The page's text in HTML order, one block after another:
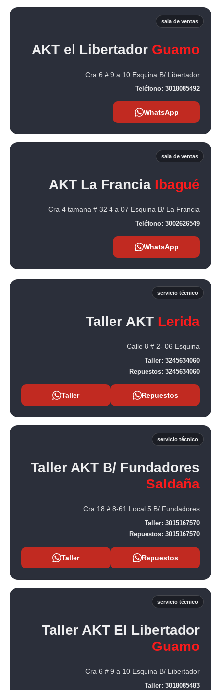
sala de ventas
AKT el Libertador Guamo
Cra 6 # 9 a 10 Esquina B/ Libertador
Teléfono: 3018085492
WhatsApp
sala de ventas
AKT La Francia Ibagué
Cra 4 tamana # 32 4 a 07 Esquina B/ La Francia
Teléfono: 3002626549
WhatsApp
servicio técnico
Taller AKT Lerida
Calle 8 # 2- 06 Esquina
Taller: 3245634060
Repuestos: 3245634060
Taller Repuestos
servicio técnico
Taller AKT B/ Fundadores
Saldaña
Cra 18 # 8-61 Local 5 B/ Fundadores
Taller: 3015167570
Repuestos: 3015167570
Taller Repuestos
servicio técnico
Taller AKT El Libertador
Guamo
Cra 6 # 9 a 10 Esquina B/ Libertador
Taller: 3018085483